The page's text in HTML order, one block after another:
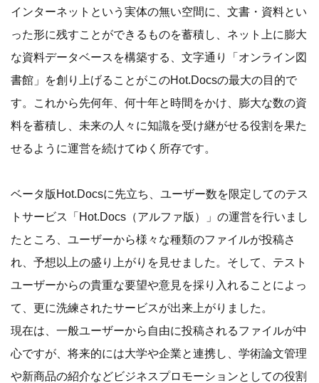
インターネットという実体の無い空間に、文書・資料とい
った形に残すことができるものを蓄積し、ネット上に膨大
な資料データベースを構築する、文字通り「オンライン図
書館」を創り上げることがこのHot.Docsの最大の目的で
す。これから先何年、何十年と時間をかけ、膨大な数の資
料を蓄積し、未来の人々に知識を受け継がせる役割を果た
せるように運営を続けてゆく所存です。
ベータ版Hot.Docsに先立ち、ユーザー数を限定してのテス
トサービス「Hot.Docs（アルファ版）」の運営を行いまし
たところ、ユーザーから様々な種類のファイルが投稿さ
れ、予想以上の盛り上がりを見せました。そして、テスト
ユーザーからの貴重な要望や意見を採り入れることによっ
て、更に洗練されたサービスが出来上がりました。
現在は、一般ユーザーから自由に投稿されるファイルが中
心ですが、将来的には大学や企業と連携し、学術論文管理
や新商品の紹介などビジネスプロモーションとしての役割